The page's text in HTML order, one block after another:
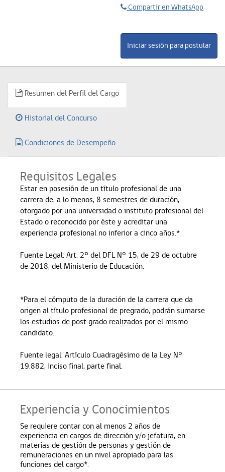
Compartir en WhatsApp
Resumen del Perfil del Cargo
Historial del Concurso
Condiciones de Desempeño
Requisitos Legales
Estar en posesión de un título profesional de una
carrera de, a lo menos, 8 semestres de duración,
otorgado por una universidad o instituto profesional del
Estado o reconocido por éste y acreditar una
experiencia profesional no inferior a cinco años.*
Fuente Legal: Art. 2º del DFL N° 15, de 29 de octubre
de 2018, del Ministerio de Educación.
*Para el cómputo de la duración de la carrera que da
origen al título profesional de pregrado, podrán sumarse
los estudios de post grado realizados por el mismo
candidato.
Fuente legal: Artículo Cuadragésimo de la Ley N°
19.882, inciso final, parte final.
Experiencia y Conocimientos
Se requiere contar con al menos 2 años de
experiencia en cargos de dirección y/o jefatura, en
materias de gestión de personas y gestión de
remuneraciones en un nivel apropiado para las
funciones del cargo*.